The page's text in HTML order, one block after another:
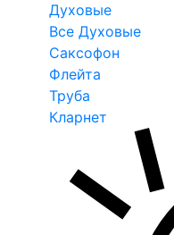
Духовые
Все Духовые
Саксофон
Флейта
Труба
Кларнет